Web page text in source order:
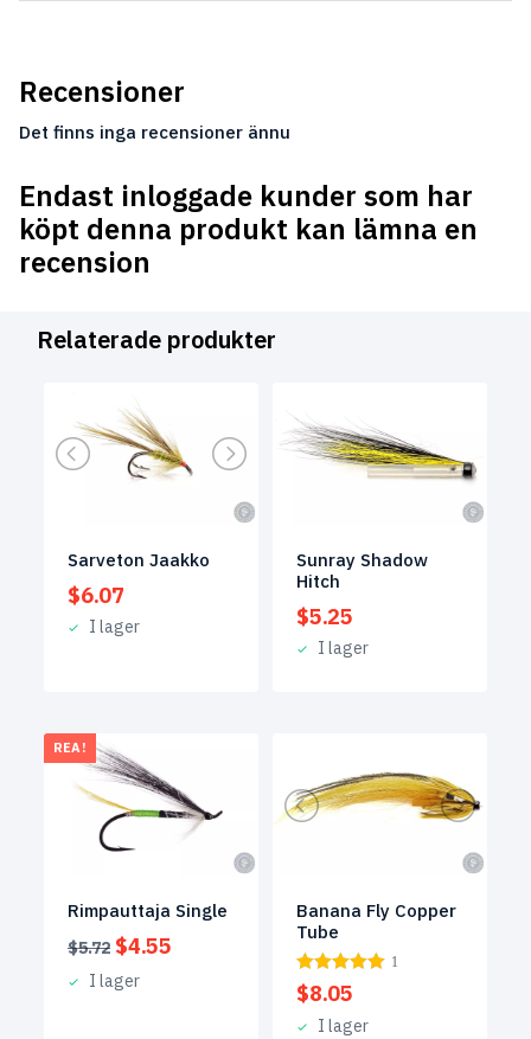
Recensioner
Det finns inga recensioner ännu
Endast inloggade kunder som har
köpt denna produkt kan lämna en
recension
Relaterade produkter
Sarveton Jaakko
$6.07
I lager
Sunray Shadow
Hitch
$5.25
I lager
REA!
Rimpauttaja Single
$5.72 Det
ursprungliga
priset
$4.55
I lager
Banana Fly Copper
Tube
1
$8.05
I lager